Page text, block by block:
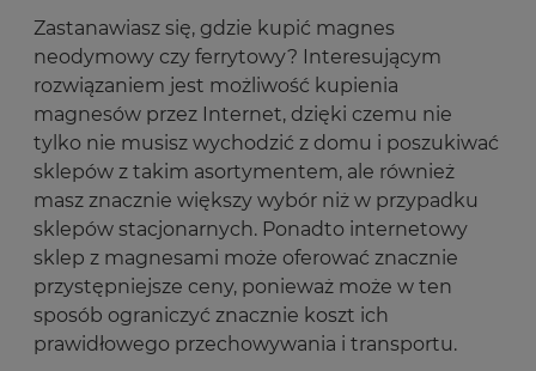
Zastanawiasz się, gdzie kupić magnes
neodymowy czy ferrytowy? Interesującym
rozwiązaniem jest możliwość kupienia
magnesów przez Internet, dzięki czemu nie
tylko nie musisz wychodzić z domu i poszukiwać
sklepów z takim asortymentem, ale również
masz znacznie większy wybór niż w przypadku
sklepów stacjonarnych. Ponadto internetowy
sklep z magnesami może oferować znacznie
przystępniejsze ceny, ponieważ może w ten
sposób ograniczyć znacznie koszt ich
prawidłowego przechowywania i transportu.